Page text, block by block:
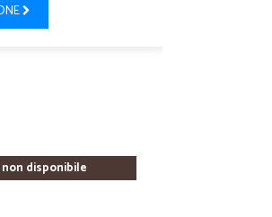
disponibile